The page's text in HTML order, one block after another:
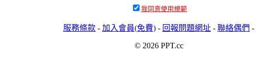
我同意使用規範
服務條款 - 加入會員(免費) - 回報問題網址 - 聯絡偶們 -
© 2026 PPT.cc